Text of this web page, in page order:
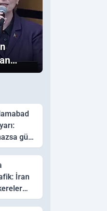
güç
İran
ulaştı